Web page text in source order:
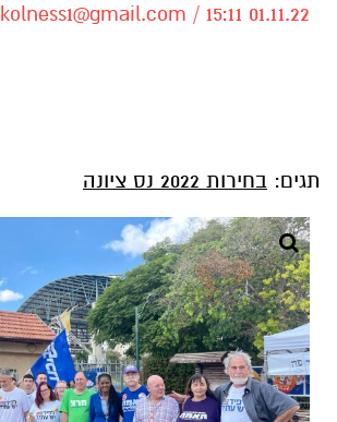
kolness1@gmail.com / 15:11 01.11.22
תגים: בחירות 2022 נס ציונה